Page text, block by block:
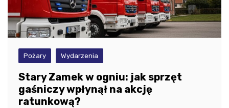
Pożary Wydarzenia
Stary Zamek w ogniu: jak sprzęt
gaśniczy wpłynął na akcję
ratunkową?